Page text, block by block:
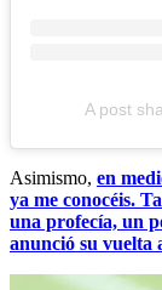
A post
Asimismo, en
ya me conocéis.
una profecía, un
anunció su vuelta